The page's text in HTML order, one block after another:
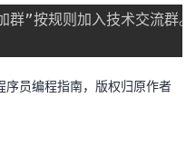
”按规则加入技术交流群。
员编程指南，版权归原作者